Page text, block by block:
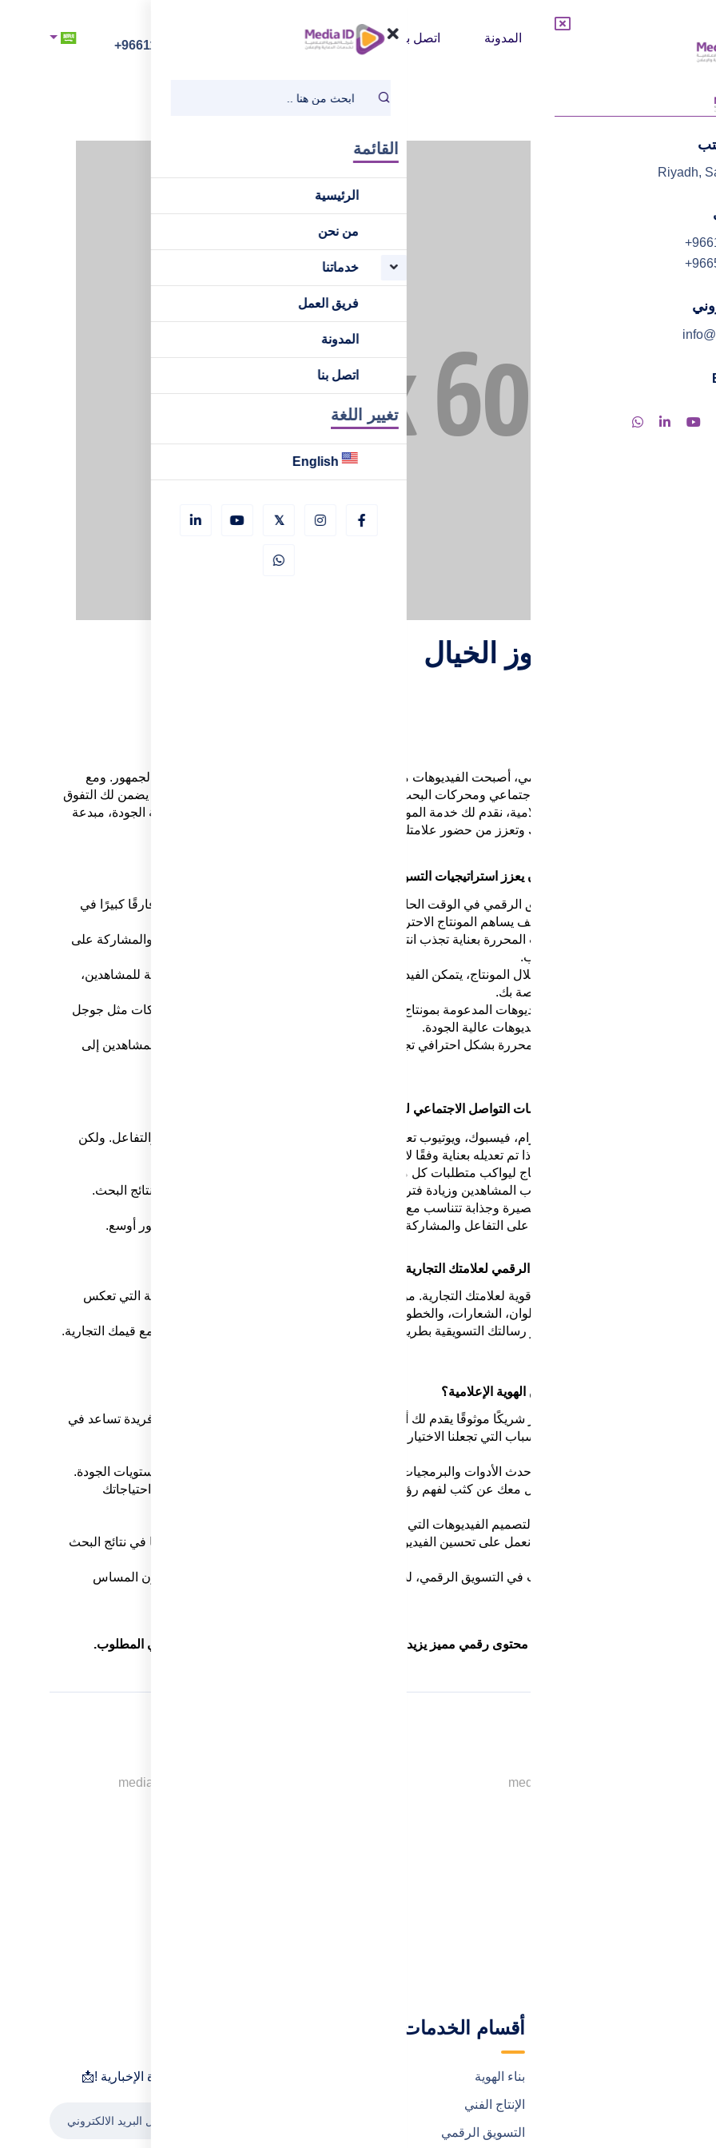
المدونة اتصل بنا +966112218218
القائمة
الرئيسية
من نحن
خدماتنا
فريق العمل
المدونة
اتصل بنا
تغيير اللغة
English
Riyadh,
تجربة بصرية تتجاوز الخيال
عالم تسويقي مليء بالمحتوى الرقمي، أصبحت الفيديوهات من أقوى الأدوات لجذب الانتباه وتعزيز التفاعل مع الجمهور. ومع
المنافسة على منصات التواصل الاجتماعي ومحركات البحث، أصبح المونتاج الاحترافي العنصر الأساسي الذي يضمن لك التفوق
هذا الفضاء الرقمي. في الهوية الإعلامية، نقدم لك خدمة المونتاج الاحترافي التي تضمن لك إنتاج فيديوهات عالية الجودة، مبدعة
تترك أثراً قوياً في ذهن جمهورك وتعزز من حضور علامتك التجارية.
يمكن لخدمة المونتاج الاحترافي أن يعزز استراتيجيات التسويق الرقمي؟
الفيديوهات من أهم أدوات التسويق الرقمي في الوقت الحالي، ووجود محتوى مرئي محترف يمكن أن يحدث فارقًا كبيرًا في
التسويق الخاصة بك. إليك كيف يساهم المونتاج الاحترافي في تحسين الأداء الرقمي:
الفيديوهات المحررة بعناية تجذب انتباه المشاهدين بشكل أسرع، مما يزيد من التفاعل والمشاركة على
مثل فيسبوك، إنستغرام ويوتيوب.
من خلال المونتاج، يتمكن الفيديو من إيصال الرسالة الصحيحة وتقديم قيمة مضافة للمشاهدين،
يعزز من هوية العلامة التجارية الخاصة بك.
الفيديوهات المدعومة بمونتاج احترافي تساهم في تحسين نتائج البحث عبر محركات مثل جوجل
حيث يفضل محرك البحث الفيديوهات عالية الجودة.
الفيديوهات المحررة بشكل احترافي تجعل الرسالة أكثر وضوحًا، مما يساعد على تحويل المشاهدين إلى
خدمة المونتاج الاحترافي على منصات التواصل الاجتماعي لفائدة علامتك التجارية
التواصل الاجتماعي مثل إنستغرام، فيسبوك، ويوتيوب تعتمد بشكل كبير على الفيديوهات في جذب الانتباه والتفاعل. ولكن
العادي لن يحقق نتائج مميزة إلا إذا تم تعديله بعناية وفقًا لاحتياجات كل منصة.
الهوية الإعلامية، نحن نخصص المونتاج ليواكب متطلبات كل منصة، بحيث نضمن لك:
تحسين الفيديوهات لجذب المشاهدين وزيادة فترة المشاهدة، مما يسهم في رفع ترتيب الفيديو في نتائج البحث.
إنشاء مقاطع فيديو قصيرة وجذابة تتناسب مع طبيعة المنصة وتزيد من التفاعل والمشاركة.
فيديوهات مميزة تحفز على التفاعل والمشاركة، مما يساهم في انتشار المحتوى ووصوله إلى جمهور أوسع.
المونتاج الاحترافي يعزز الحضور الرقمي لعلامتك التجارية
الفيديوهات الاحترافية تعكس صورة قوية لعلامتك التجارية. من خلال المونتاج المبدع، يمكننا دمج العناصر البصرية التي تعكس
البصرية للعلامة التجارية، مثل الألوان، الشعارات، والخطوط، مما يساعد في تعزيز تميزك في السوق.
إلى ذلك، نحن نعمل على إبراز رسالتك التسويقية بطريقة تجعل الفيديو ليس فقط جذابًا، بل أيضًا يتماشى مع قيمك التجارية.
تختار خدمة المونتاج الاحترافي من الهوية الإعلامية؟
تختار الهوية الإعلامية، فأنت تختار شريكًا موثوقًا يقدم لك أكثر من مجرد مونتاج؛ نحن نقدم لك حلولا مبدعة وفريدة تساعد في
أهدافك التسويقية. إليك بعض الأسباب التي تجعلنا الاختيار الأفضل:
نحن نستخدم أحدث الأدوات والبرمجيات لضمان أن الفيديوهات التي نقدمها تتمتع بأعلى مستويات الجودة.
نحن نعمل معك عن كثب لفهم رؤيتك وأهدافك، ثم نقدم لك فيديوهات مخصصة تلبي احتياجاتك
نقدم لك أفكارًا مبتكرة لتصميم الفيديوهات التي تجذب الانتباه وتترك أثرًا قويًا لدى جمهورك.
نحن نعمل على تحسين الفيديوهات بما يتوافق مع محركات البحث لزيادة ظهورها في نتائج البحث
نحن نعلم أهمية الوقت في التسويق الرقمي، لذا نعمل على تسليم المشاريع في الوقت المحدد دون المساس
معنا اليوم ودعنا نساعدك في تقديم محتوى رقمي مميز يزيد من تأثير علامتك التجارية ويحقق لك النجاح الرقمي المطلوب.
أقسام الخدمات
بناء الهوية
الإنتاج الفني
التسويق الرقمي
📩 ابقَ على اطلاع اشترك الان في النشرة الإخبارية !📩